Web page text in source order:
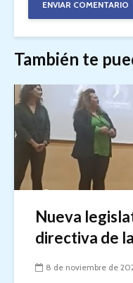
También te
Nueva
directiva de
8 de noviembre de